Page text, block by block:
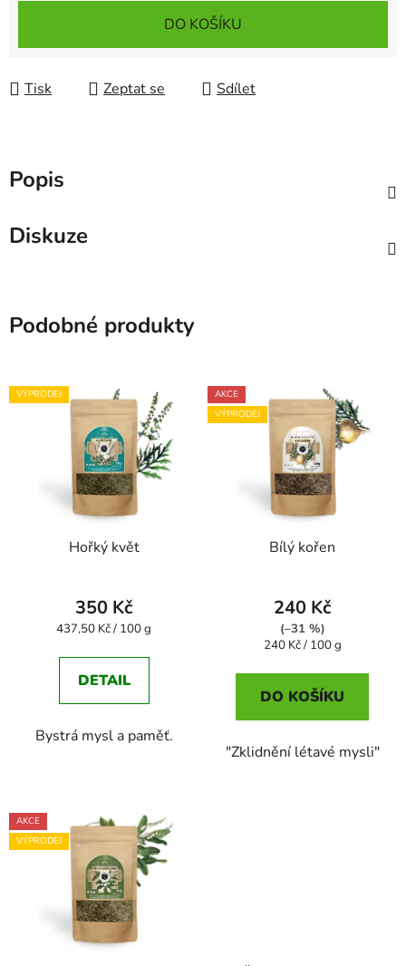
DO KOŠÍKU
Tisk Zeptat se Sdílet
Popis
Diskuze
Podobné produkty
VÝPRODEJ
Hořký květ
350 Kč
Měrná
437,50 Kč / 100 g
DETAIL
Bystrá mysl a paměť.
AKCE
VÝPRODEJ
Bílý kořen
240 Kč
(–31 %)
Měrná
240 Kč / 100 g
DO KOŠÍKU
"Zklidnění létavé mysli"
AKCE
VÝPRODEJ